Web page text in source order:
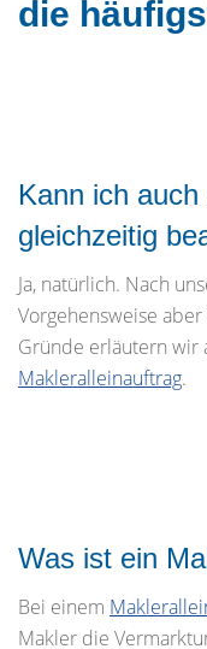
die
Kann ich
gleichzeitig
Ja, natürlich. Nach
Vorgehensweise
Gründe erläutern wir
Makleralleinauftrag.
Was ist ein
Bei einem
Makler die